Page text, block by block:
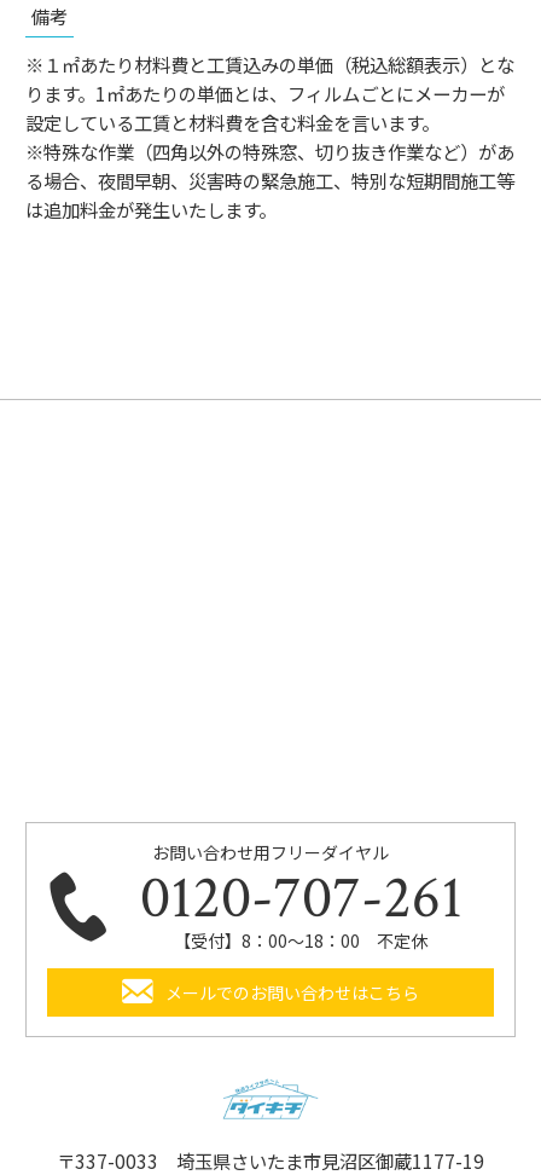
備考
※１㎡あたり材料費と工賃込みの単価（税込総額表示）とな
ります。1㎡あたりの単価とは、フィルムごとにメーカーが
設定している工賃と材料費を含む料金を言います。
※特殊な作業（四角以外の特殊窓、切り抜き作業など）があ
る場合、夜間早朝、災害時の緊急施工、特別な短期間施工等
は追加料金が発生いたします。
お問い合わせ用フリーダイヤル
0120-707-261
【受付】8：00～18：00 不定休
メールでのお問い合わせはこちら
〒337-0033 埼玉県さいたま市見沼区御蔵1177-19